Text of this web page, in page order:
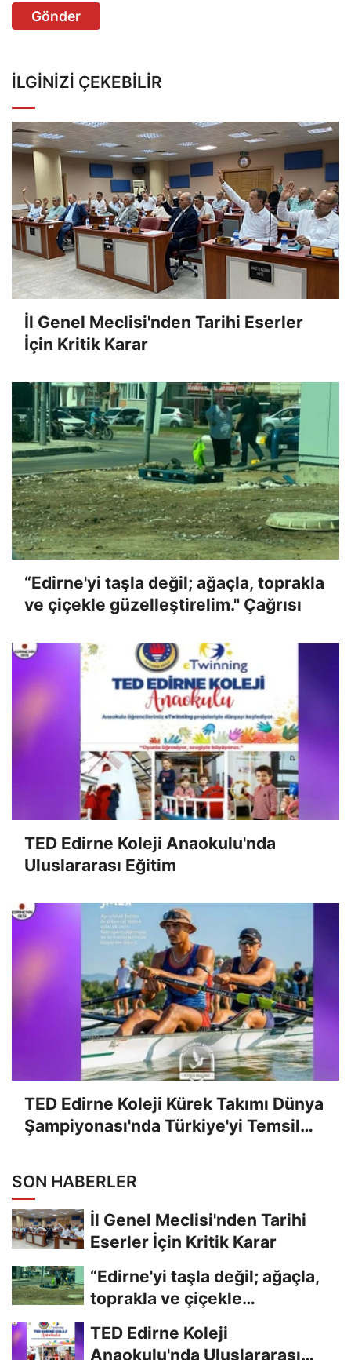
Gönder
İLGINIZI ÇEKEBILIR
İl Genel Meclisi'nden Tarihi Eserler
İçin Kritik Karar
“Edirne'yi taşla değil; ağaçla, toprakla
ve çiçekle güzelleştirelim." Çağrısı
TED Edirne Koleji Anaokulu'nda
Uluslararası Eğitim
TED Edirne Koleji Kürek Takımı Dünya
Şampiyonası'nda Türkiye'yi Temsil
SON HABERLER
İl Genel Meclisi'nden Tarihi
Eserler İçin Kritik Karar
“Edirne'yi taşla değil; ağaçla,
toprakla ve çiçekle
TED Edirne Koleji
Anaokulu'nda Uluslararası